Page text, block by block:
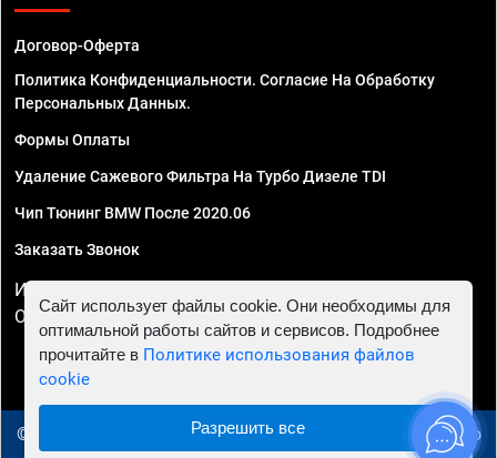
Договор-Оферта
Политика Конфиденциальности. Согласие На Обработку
Персональных Данных.
Формы Оплаты
Удаление Сажевого Фильтра На Турбо Дизеле TDI
Чип Тюнинг BMW После 2020.06
Заказать Звонок
ИП Смирнов Георгий Павлович. ИНН 781302555843,
ОГРНИП 324470400032610
© 2010 - 2026 Чип тюнинг в Ижевске - Автосервис "Евро
Сайт использует файлы cookie. Они необходимы для
оптимальной работы сайтов и сервисов. Подробнее
прочитайте в Политике использования файлов
cookie
Разрешить все